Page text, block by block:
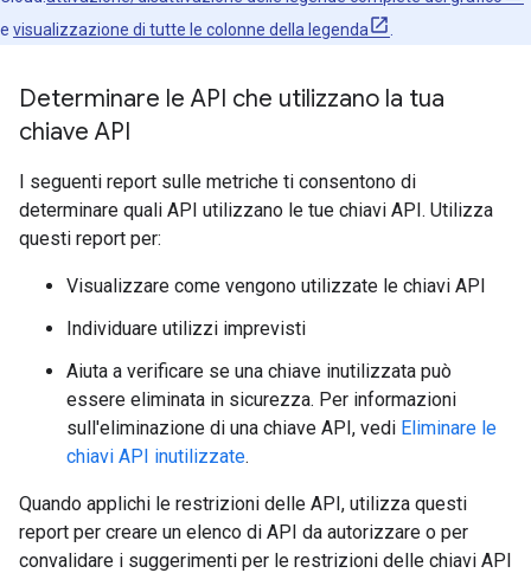
e visualizzazione di tutte le colonne della legenda
Determinare le API che utilizzano la tua
chiave API
I seguenti report sulle metriche ti consentono di
determinare quali API utilizzano le tue chiavi API. Utilizza
questi report per:
Visualizzare come vengono utilizzate le chiavi API
Individuare utilizzi imprevisti
Aiuta a verificare se una chiave inutilizzata può
essere eliminata in sicurezza. Per informazioni
sull'eliminazione di una chiave API, vedi Eliminare le
chiavi API inutilizzate.
Quando applichi le restrizioni delle API, utilizza questi
report per creare un elenco di API da autorizzare o per
convalidare i suggerimenti per le restrizioni delle chiavi API